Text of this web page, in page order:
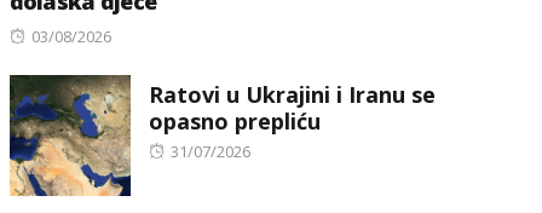
Posted
03/08/2026
Ratovi u Ukrajini i Iranu se
opasno prepliću
Posted
31/07/2026